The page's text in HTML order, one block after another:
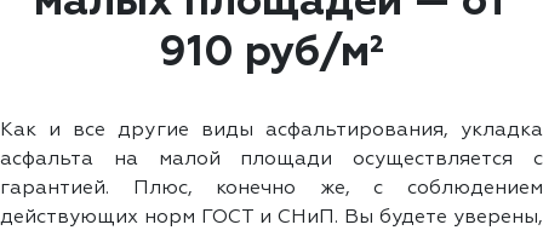
910 руб/м²
Как и все другие виды асфальтирования, укладка
асфальта на малой площади осуществляется с
гарантией. Плюс, конечно же, с соблюдением
действующих норм ГОСТ и СНиП. Вы будете уверены,